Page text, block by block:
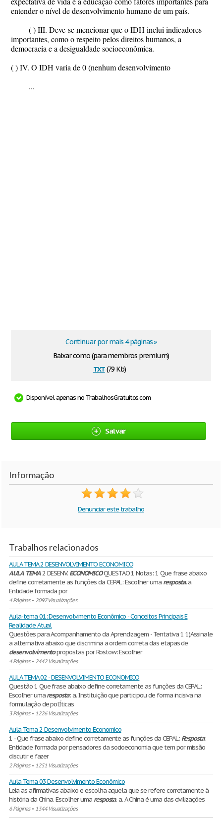
entender o nível de desenvolvimento humano de um país.
( ) III. Deve-se mencionar que o IDH inclui indicadores
importantes, como o respeito pelos direitos humanos, a
democracia e a desigualdade socioeconômica.
( ) IV. O IDH varia de 0 (nenhum desenvolvimento
...
Baixar como (para membros premium)
txt(7.9 Kb)
Continuar por mais 4 páginas »
Disponível apenas no TrabalhosGratuitos.com
Salvar
Informação
Denunciar este trabalho
Trabalhos relacionados
AULA TEMA 2 DESENVOLVIMENTO ECONOMICO
AULA TEMA2 DESENV. ECONOMICOQUESTAO 1 Notas: 1 Que frase abaixo
define corretamente as funções da CEPAL: Escolher uma resposta. a.
Entidade formada por
4 Páginas• 2097 Visualizações
Aula-tema 01: Desenvolvimento Econômico - Conceitos Principais E
Realidade Atual
Questões para Acompanhamento da Aprendizagem - Tentativa 1 1)Assinale
a alternativa abaixo que discrimina a ordem correta das etapas de
desenvolvimentopropostas por Rostow: Escolher
4 Páginas• 2442 Visualizações
AULA TEMA 02 - DESENVOLVIMENTO ECONOMICO
Questão 1 Que frase abaixo define corretamente as funções da CEPAL:
Escolher umaresposta: a. Instituição que participou de forma incisiva na
formulação de polÍticas
3 Páginas• 1226 Visualizações
Aula Tema 2 Desenvolvimento Economico
1 - Que frase abaixo define corretamente as funções da CEPAL: Resposta:
Entidade formada por pensadores da socioeconomia que tem por missão
discutir e fazer
2 Páginas• 1251 Visualizações
Aula Tema 03 Desenvolvimento Econômico
Leia as afirmativas abaixo e escolha aquela que se refere corretamente à
história da China. Escolher uma resposta. a. A China é uma das civilizações
6 Páginas• 1344 Visualizações